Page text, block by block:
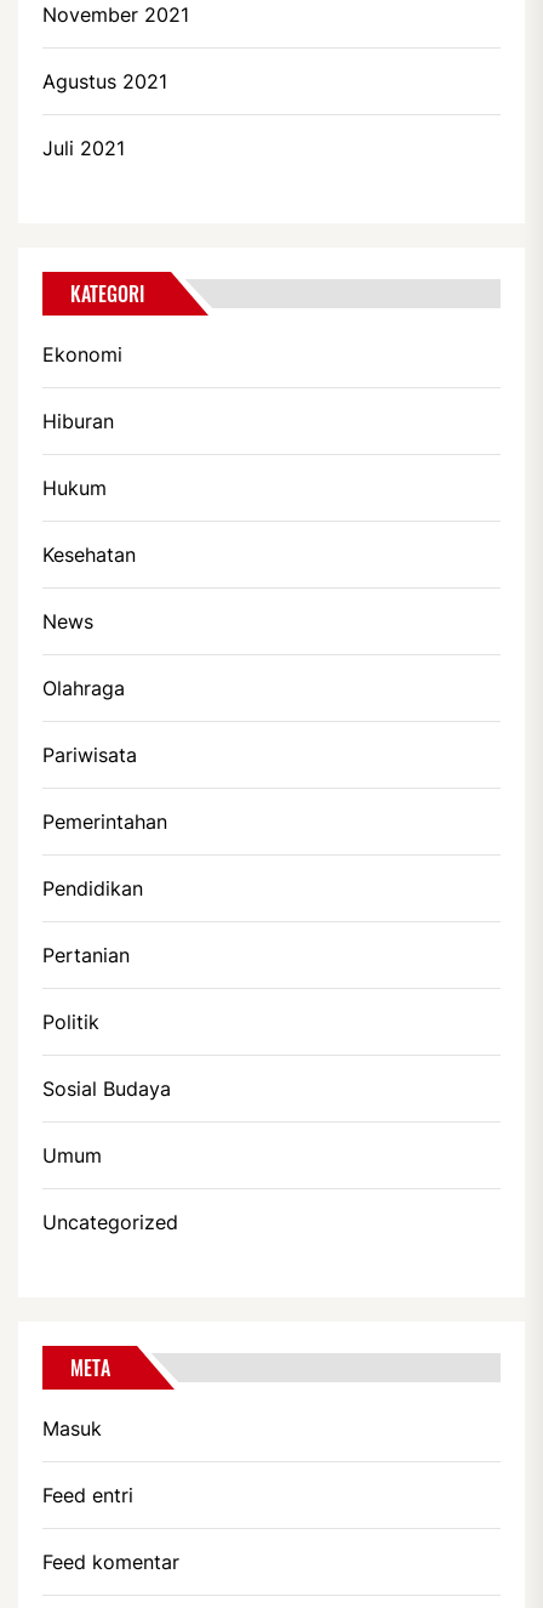
November 2021
Agustus 2021
Juli 2021
KATEGORI
Ekonomi
Hiburan
Hukum
Kesehatan
News
Olahraga
Pariwisata
Pemerintahan
Pendidikan
Pertanian
Politik
Sosial Budaya
Umum
Uncategorized
META
Masuk
Feed entri
Feed komentar